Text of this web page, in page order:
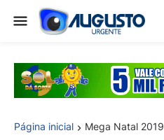
Página inicial Mega Natal 2019